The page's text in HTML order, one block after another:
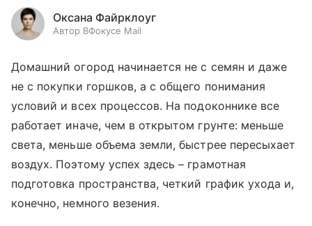
Оксана Файрклоуг
Автор ВФокусе Mail
Домашний огород начинается не с семян и даже
не с покупки горшков, а с общего понимания
условий и всех процессов. На подоконнике все
работает иначе, чем в открытом грунте: меньше
света, меньше объема земли, быстрее пересыхает
воздух. Поэтому успех здесь – грамотная
подготовка пространства, четкий график ухода и,
конечно, немного везения.